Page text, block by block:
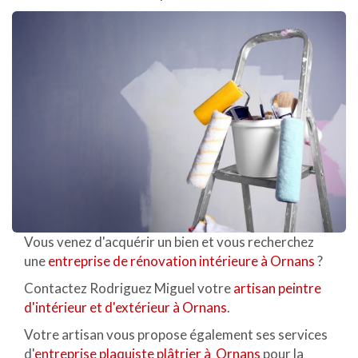
Vous venez d'acquérir un bien et vous recherchez
uneentreprise de rénovation intérieure à Ornans?
Contactez Rodriguez Miguel votreartisan peintre
d'intérieur et d'extérieur à Ornans.
Votre artisan vous propose également ses services
d'entreprise plaquiste plâtrier à Ornans pour la